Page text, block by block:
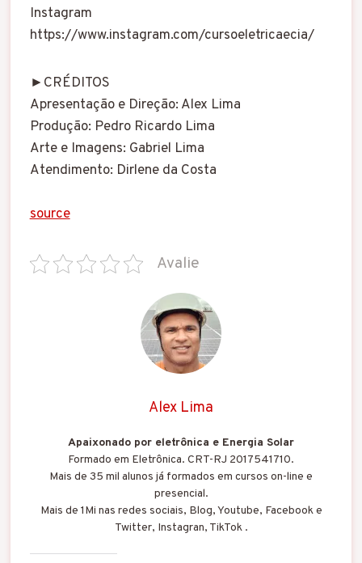
Instagram
https://www.instagram.com/cursoeletricaecia/
►CRÉDITOS
Apresentação e Direção: Alex Lima
Produção: Pedro Ricardo Lima
Arte e Imagens: Gabriel Lima
Atendimento: Dirlene da Costa
source
Avalie
Alex Lima
Apaixonado por eletrônica e Energia Solar
Formado em Eletrônica. CRT-RJ 2017541710.
Mais de 35 mil alunos já formados em cursos on-line e
presencial.
Mais de 1Mi nas redes sociais, Blog, Youtube, Facebook e
Twitter, Instagran, TikTok .